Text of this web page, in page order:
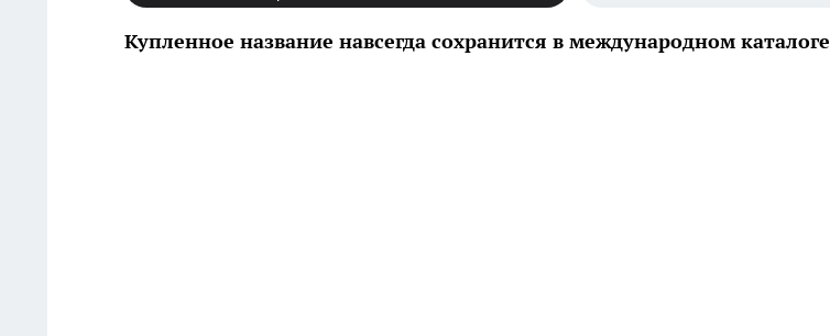
Купленное название навсегда сохранится в международном каталоге